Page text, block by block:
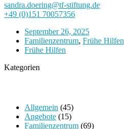
sandra.doering@tf-stiftung.de
+49 (0)151 70057356
September 26, 2025
Familienzentrum, Frühe Hilfen
Frühe Hilfen
Kategorien
Allgemein (45)
Angebote (15)
Familienzentrum (69)